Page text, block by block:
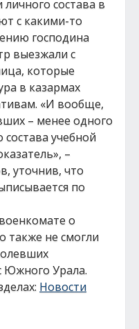
состава в
с какими-то
господина
выезжали с
которые
в казармах
«И вообще,
– менее одного
состава учебной
–
уточнив, что
по
о
также не смогли
Южного Урала.
Новости